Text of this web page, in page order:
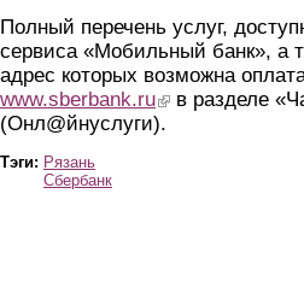
Полный перечень услуг,
сервиса «Мобильный банк», а
адрес которых возможна
www.sberbank.ru(link is external)
в разделе
(Онл@йнуслуги).
Тэги: Рязань
Сбербанк